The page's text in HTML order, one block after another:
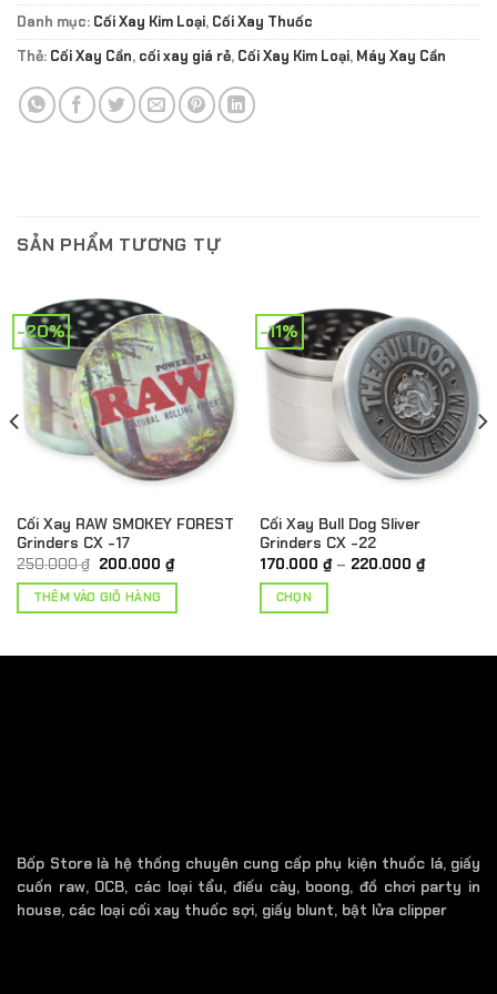
Danh mục: Cối Xay Kim Loại, Cối Xay Thuốc
Thẻ: Cối Xay Cần, cối xay giá rẻ, Cối Xay Kim Loại, Máy Xay Cần
SẢN PHẨM TƯƠNG TỰ
-20%
Cối Xay RAW SMOKEY FOREST
Grinders CX -17
250.000₫ Giá
là:
250.000 ₫.
200.000 ₫Giá
hiện
THÊM VÀO GIỎ HÀNG
-11%
Cối Xay Bull Dog Sliver
Grinders CX -22
170.000 ₫ – 220.000 ₫Khoảng
giá:
CHỌN
có
thể
được
Bốp Store là hệ thống chuyên cung cấp phụ kiện thuốc lá, giấy
cuốn raw, OCB, các loại tẩu, điếu cày, boong, đồ chơi party in
house, các loại cối xay thuốc sợi, giấy blunt, bật lửa clipper